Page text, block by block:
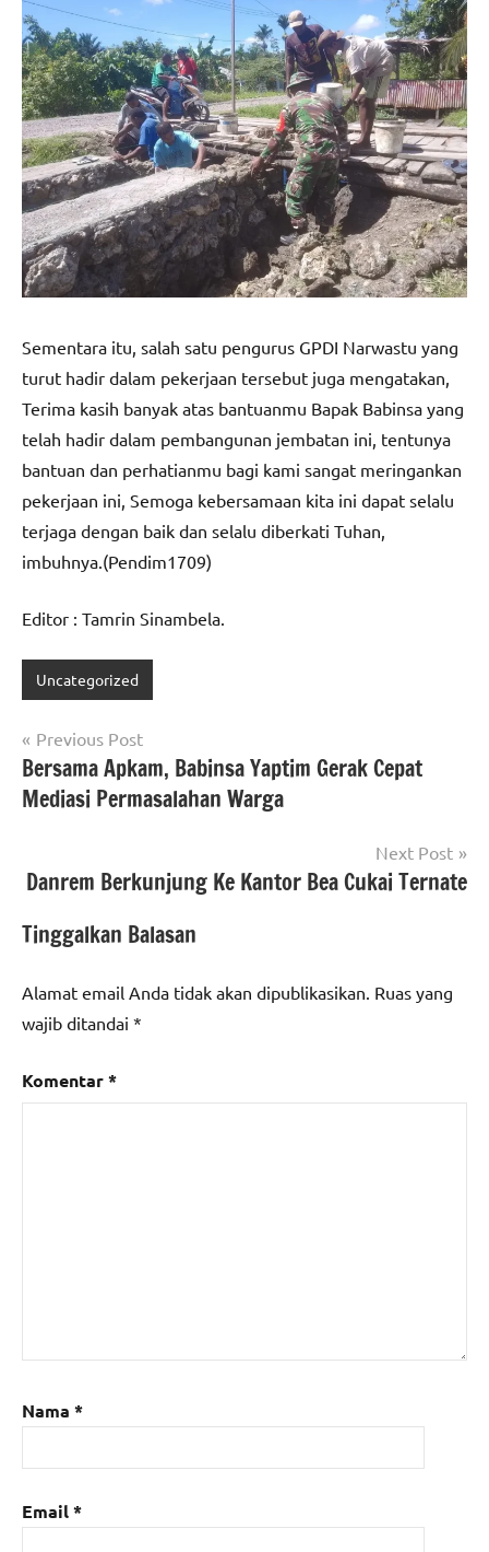
Sementara itu, salah satu pengurus GPDI Narwastu yang
turut hadir dalam pekerjaan tersebut juga mengatakan,
Terima kasih banyak atas bantuanmu Bapak Babinsa yang
telah hadir dalam pembangunan jembatan ini, tentunya
bantuan dan perhatianmu bagi kami sangat meringankan
pekerjaan ini, Semoga kebersamaan kita ini dapat selalu
terjaga dengan baik dan selalu diberkati Tuhan,
imbuhnya.(Pendim1709)
Editor : Tamrin Sinambela.
Uncategorized
Navigasi
pos
Previous Post
Bersama Apkam, Babinsa Yaptim Gerak Cepat
Mediasi Permasalahan Warga
Next Post
Danrem Berkunjung Ke Kantor Bea Cukai Ternate
Tinggalkan Balasan
Alamat email Anda tidak akan dipublikasikan. Ruas yang
wajib ditandai *
Komentar*
Nama *
Email*